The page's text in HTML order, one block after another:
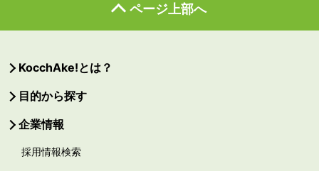
ページ上部へ
KocchAke!とは？
目的から探す
企業情報
採用情報検索